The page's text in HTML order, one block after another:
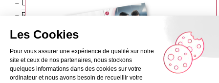
– Le groupe
– Recrutement
Mentions légales